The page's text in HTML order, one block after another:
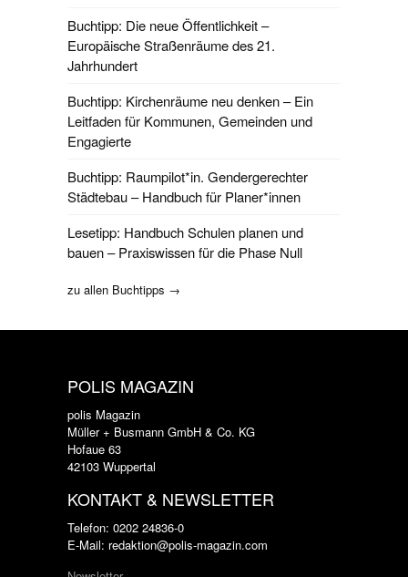
Buchtipp: Die neue Öffentlichkeit –
Europäische Straßenräume des 21.
Jahrhundert
Buchtipp: Kirchenräume neu denken – Ein
Leitfaden für Kommunen, Gemeinden und
Engagierte
Buchtipp: Raumpilot*in. Gendergerechter
Städtebau – Handbuch für Planer*innen
Lesetipp: Handbuch Schulen planen und
bauen – Praxiswissen für die Phase Null
zu allen Buchtipps →
POLIS MAGAZIN
polis Magazin
Müller + Busmann GmbH & Co. KG
Hofaue 63
42103 Wuppertal
KONTAKT & NEWSLETTER
Telefon: 0202 24836-0
E-Mail: redaktion@polis-magazin.com